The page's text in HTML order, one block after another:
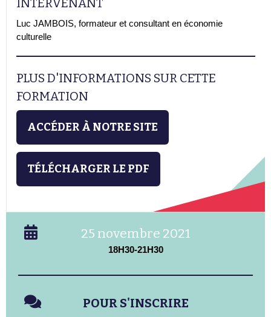
INTERVENANT
Luc JAMBOIS, formateur et consultant en économie
culturelle
PLUS D'INFORMATIONS SUR CETTE
FORMATION
ACCÉDER À NOTRE SITE
TÉLÉCHARGER LE PDF
25 novembre 2021
18H30-21H30
POUR S'INSCRIRE